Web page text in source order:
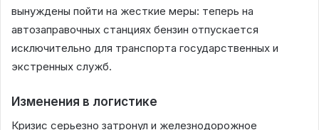
вынуждены пойти на жесткие меры: теперь на
автозаправочных станциях бензин отпускается
исключительно для транспорта государственных и
экстренных служб.
Изменения в логистике
Кризис серьезно затронул и железнодорожное